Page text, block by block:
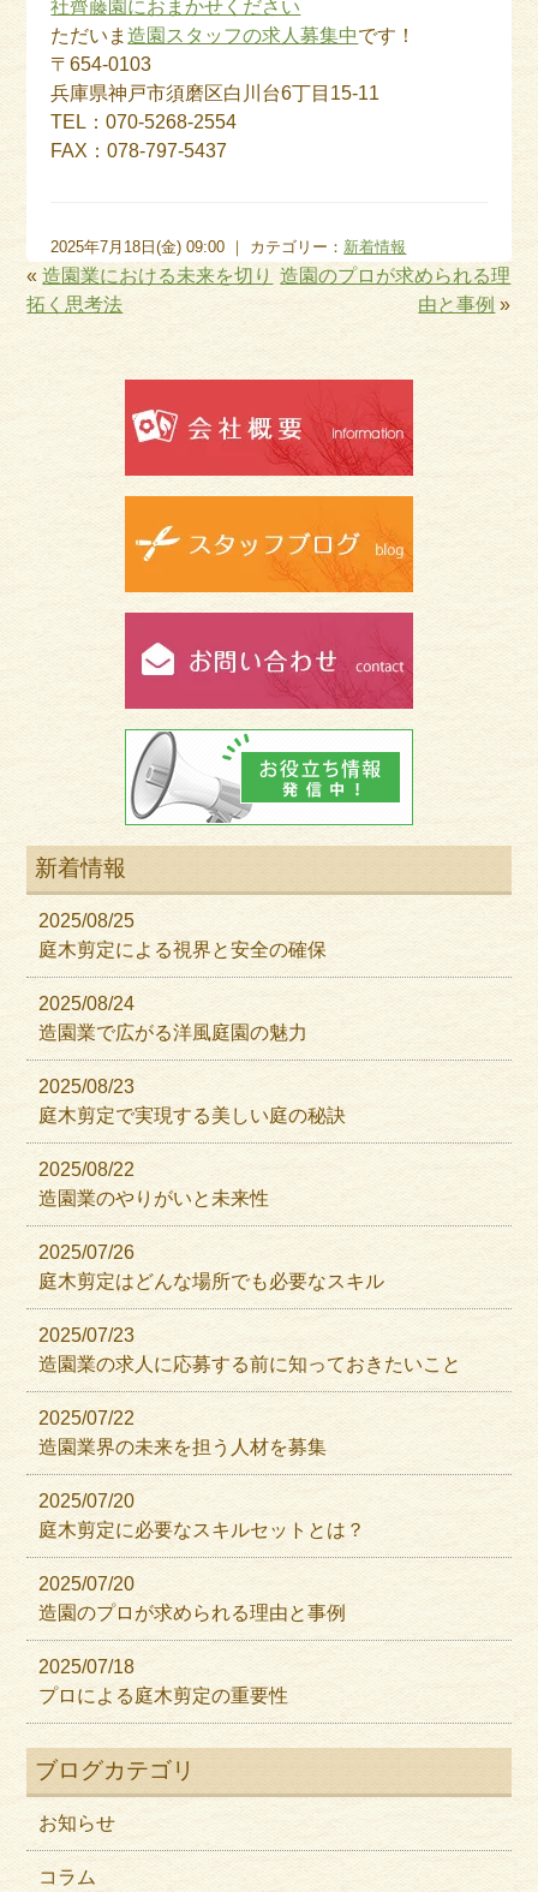
社齊藤園におまかせください
ただいま造園スタッフの求人募集中です！
〒654-0103
兵庫県神戸市須磨区白川台6丁目15-11
TEL：070-5268-2554
FAX：078-797-5437
2025年7月18日(金) 09:00 ｜ カテゴリー： 新着情報
«造園業における未来を切り
拓く思考法
造園のプロが求められる理
由と事例»
新着情報
2025/08/25
庭木剪定による視界と安全の確保
2025/08/24
造園業で広がる洋風庭園の魅力
2025/08/23
庭木剪定で実現する美しい庭の秘訣
2025/08/22
造園業のやりがいと未来性
2025/07/26
庭木剪定はどんな場所でも必要なスキル
2025/07/23
造園業の求人に応募する前に知っておきたいこと
2025/07/22
造園業界の未来を担う人材を募集
2025/07/20
庭木剪定に必要なスキルセットとは？
2025/07/20
造園のプロが求められる理由と事例
2025/07/18
プロによる庭木剪定の重要性
ブログカテゴリ
お知らせ
コラム